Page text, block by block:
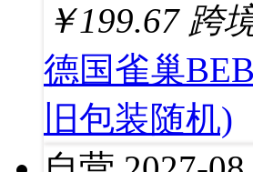
￥199.67 跨
德国雀巢
旧包装随机)